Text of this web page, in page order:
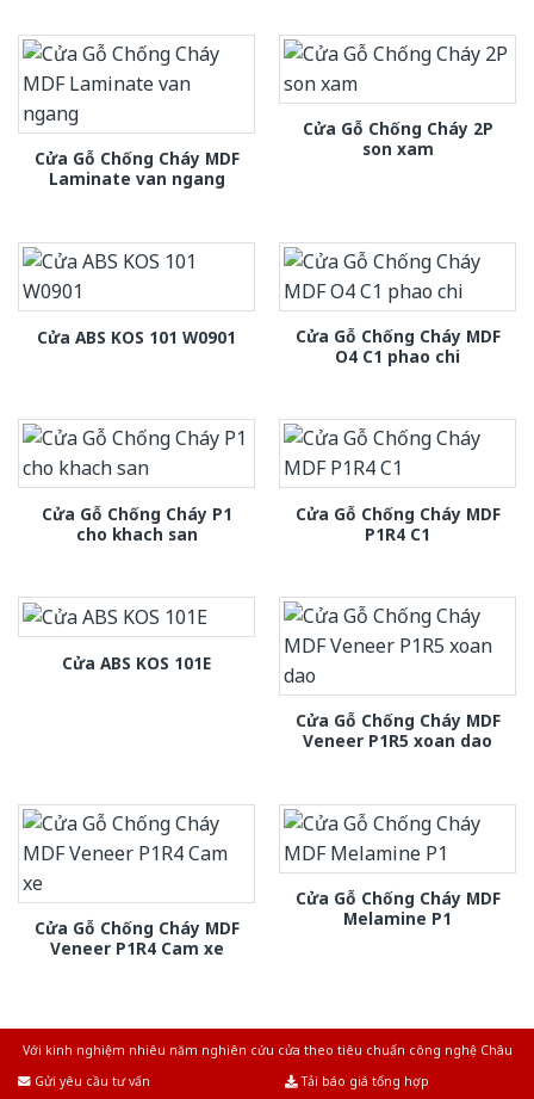
Cửa Gỗ Chống Cháy MDF
Laminate van ngang
Cửa Gỗ Chống Cháy 2P
son xam
Cửa ABS KOS 101 W0901
Cửa Gỗ Chống Cháy MDF
O4 C1 phao chi
Cửa Gỗ Chống Cháy P1
cho khach san
Cửa Gỗ Chống Cháy MDF
P1R4 C1
Cửa ABS KOS 101E
Cửa Gỗ Chống Cháy MDF
Veneer P1R5 xoan dao
Cửa Gỗ Chống Cháy MDF
Veneer P1R4 Cam xe
Cửa Gỗ Chống Cháy MDF
Melamine P1
Với kinh nghiệm nhiêu năm nghiên cứu cửa theo tiêu chuẩn công nghệ Châu
Gửi yêu cầu tư vấn
Tải báo giá tổng hợp